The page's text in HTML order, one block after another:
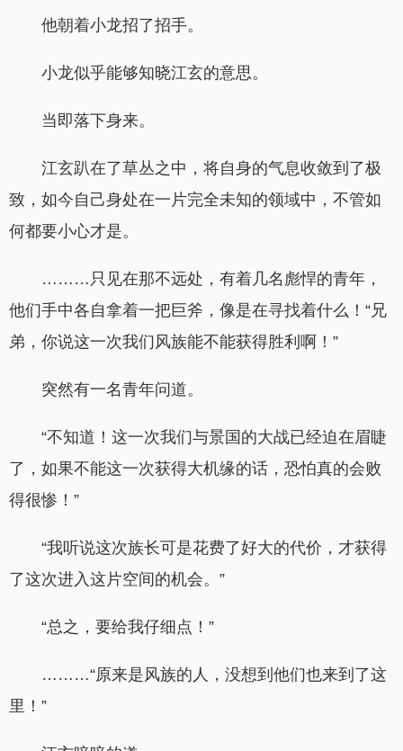
他朝着小龙招了招手。
小龙似乎能够知晓江玄的意思。
当即落下身来。
江玄趴在了草丛之中，将自身的气息收敛到了极
致，如今自己身处在一片完全未知的领域中，不管如
何都要小心才是。
………只见在那不远处，有着几名彪悍的青年，
他们手中各自拿着一把巨斧，像是在寻找着什么！“兄
弟，你说这一次我们风族能不能获得胜利啊！”
突然有一名青年问道。
“不知道！这一次我们与景国的大战已经迫在眉睫
了，如果不能这一次获得大机缘的话，恐怕真的会败
得很惨！”
“我听说这次族长可是花费了好大的代价，才获得
了这次进入这片空间的机会。”
“总之，要给我仔细点！”
………“原来是风族的人，没想到他们也来到了这
里！”